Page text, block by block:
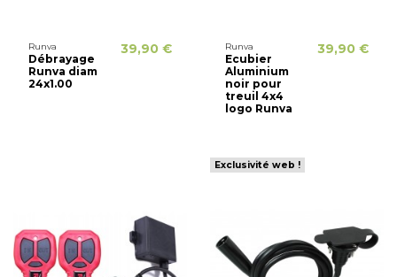
Runva
Débrayage
Runva diam
24x1.00
39,90 € Runva
Ecubier
Aluminium
noir pour
treuil 4x4
logo Runva
39,90 €
Exclusivité web !